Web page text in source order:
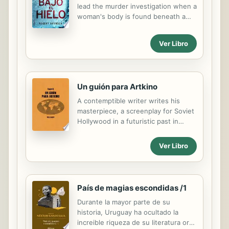
su marido le hiciera chantaje para
que volviera a ser su esposa?
lead the murder investigation when a
woman's body is found beneath a
park. The victim was a beautiful
young socialite. As Erika begins to
dig, she starts to connect the dots
Ver Libro
Un guión para Artkino
A contemptible writer writes his
masterpiece, a screenplay for Soviet
Hollywood in a futuristic past in
of the world have joined the USSR
against the rest of the world: the
capitalist countries with New York as
their capital city. In this hypothetical
socialist Argentina the betrayals are
the same ones they have always
been: political in appearance, but
quite human in reality, more tied to
people’s characters than to the rules
Ver Libro
País de magias escondidas /1
Durante la mayor parte de su
historia, Uruguay ha ocultado la
increible riqueza de su literatura oral